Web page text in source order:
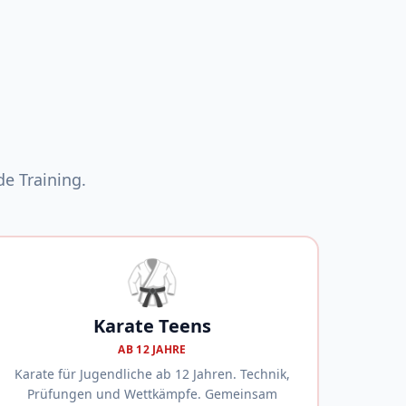
Training.
🥋
Karate Teens
AB 12 JAHRE
Karate für Jugendliche ab 12 Jahren. Technik,
Prüfungen und Wettkämpfe. Gemeinsam